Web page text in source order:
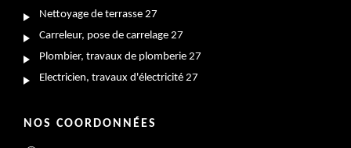
Nettoyage de terrasse 27
Carreleur, pose de carrelage 27
Plombier, travaux de plomberie 27
Electricien, travaux d'électricité 27
NOS COORDONNÉES